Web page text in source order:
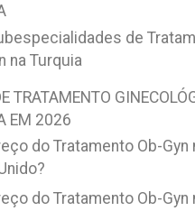
de
na Turquia
TRATAMENTO
EM 2026
do Tratamento Ob-Gyn
do Tratamento Ob-Gyn